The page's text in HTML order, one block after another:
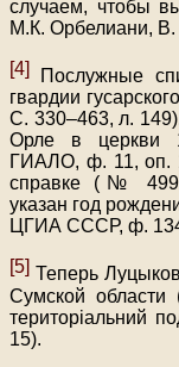
случаем, чтобы
М.К. Орбелиани, В.
[4]
Послужные
гвардии
С. 330–463, л.
Орле в церкви
ГИАЛО, ф. 11, оп.
справке (№ 499
указан год
ЦГИА СССР, ф.
[5] Теперь
Сумской области
територіальний
15).